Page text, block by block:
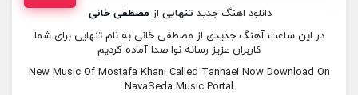
دانلود اهنگ جدید تنهایی ازمصطفی خانی
در این ساعت آهنگ جدیدی از مصطفی خانی به نام تنهایی برای شما
کاربران عزیز رسانه نوا صدا آماده کردیم
New Music Of Mostafa Khani Called Tanhaei Now Download On
NavaSeda Music Portal